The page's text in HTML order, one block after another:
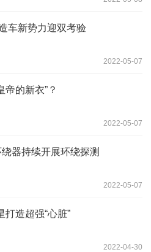
车新势力迎双考验
2022-05-07
帝的新衣”？
2022-05-07
器持续开展环绕探测
2022-05-07
造超强“心脏”
2022-04-30